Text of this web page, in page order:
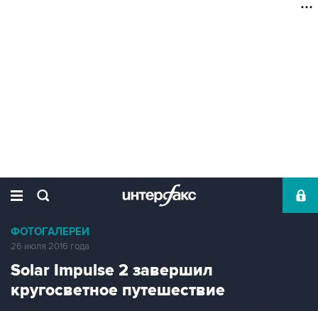
ФОТОГАЛЕРЕИ
26 июля 2016 года
Solar Impulse 2 завершил
кругосветное путешествие